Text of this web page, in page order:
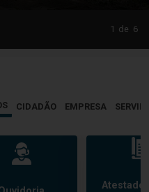
1 de 6
CIDADÃO EMPRESA
Atestado